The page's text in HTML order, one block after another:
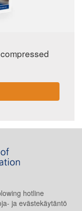
hotline
ja evästekäytäntö